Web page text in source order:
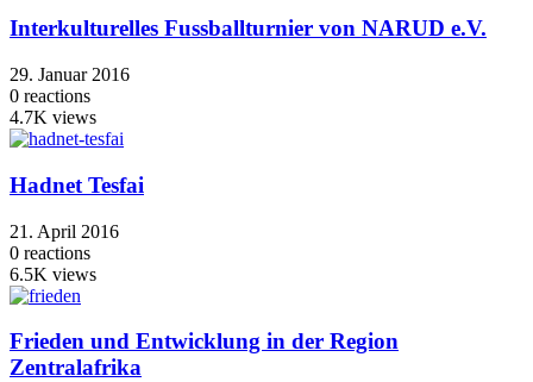
Interkulturelles Fussballturnier von NARUD e.V.
29. Januar 2016
0 reactions
4.7K views
Hadnet Tesfai
21. April 2016
0 reactions
6.5K views
Frieden und Entwicklung in der Region
Zentralafrika